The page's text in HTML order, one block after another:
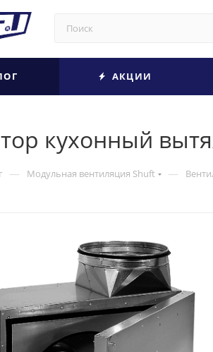
АКЦИИ
кухонный
— Модульная вентиляция Shuft —